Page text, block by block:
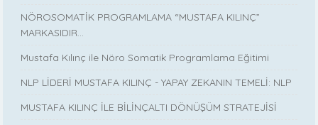
NÖROSOMATİK PROGRAMLAMA “MUSTAFA KILINÇ”
MARKASIDIR…
Mustafa Kılınç ile Nöro Somatik Programlama Eğitimi
NLP LİDERİ MUSTAFA KILINÇ - YAPAY ZEKANIN TEMELİ: NLP
MUSTAFA KILINÇ İLE BİLİNÇALTI DÖNÜŞÜM STRATEJİSİ